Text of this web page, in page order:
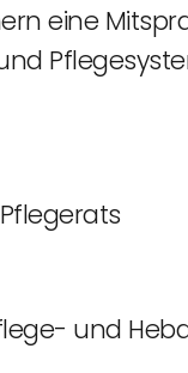
eine
und